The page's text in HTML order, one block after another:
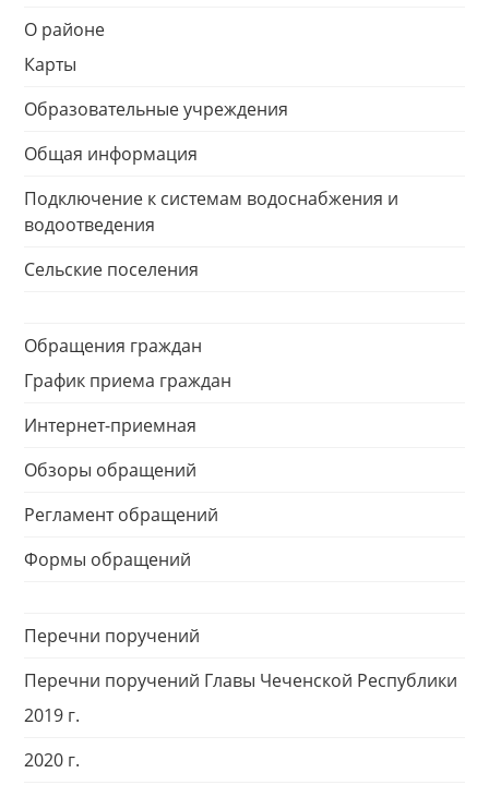
О районе
Карты
Образовательные учреждения
Общая информация
Подключение к системам водоснабжения и
водоотведения
Сельские поселения
Обращения граждан
График приема граждан
Интернет-приемная
Обзоры обращений
Регламент обращений
Формы обращений
Перечни поручений
Перечни поручений Главы Чеченской Республики
2019 г.
2020 г.